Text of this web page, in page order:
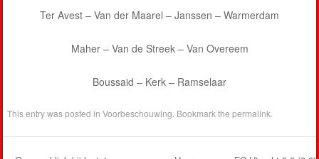
Ter Avest – Van der Maarel – Janssen – Warmerdam
Maher – Van de Streek – Van Overeem
Boussaid – Kerk – Ramselaar
This entry was posted inVoorbeschouwing . Bookmark thepermalink